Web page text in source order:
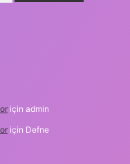
için admin
için Defne